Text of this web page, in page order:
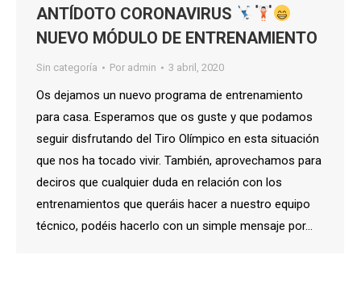
ANTÍDOTO CORONAVIRUS
NUEVO MÓDULO DE ENTRENAMIENTO
Sin categoría Por admin 3 abril, 2020
Os dejamos un nuevo programa de entrenamiento
para casa. Esperamos que os guste y que podamos
seguir disfrutando del Tiro Olímpico en esta situación
que nos ha tocado vivir. También, aprovechamos para
deciros que cualquier duda en relación con los
entrenamientos que queráis hacer a nuestro equipo
técnico, podéis hacerlo con un simple mensaje por…